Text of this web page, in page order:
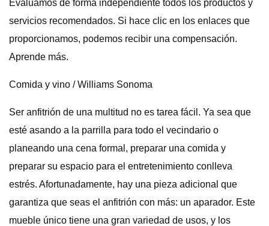
Evaluamos de forma independiente todos los productos y
servicios recomendados. Si hace clic en los enlaces que
proporcionamos, podemos recibir una compensación.
Aprende más.
Comida y vino / Williams Sonoma
Ser anfitrión de una multitud no es tarea fácil. Ya sea que
esté asando a la parrilla para todo el vecindario o
planeando una cena formal, preparar una comida y
preparar su espacio para el entretenimiento conlleva
estrés. Afortunadamente, hay una pieza adicional que
garantiza que seas el anfitrión con más: un aparador. Este
mueble único tiene una gran variedad de usos, y los